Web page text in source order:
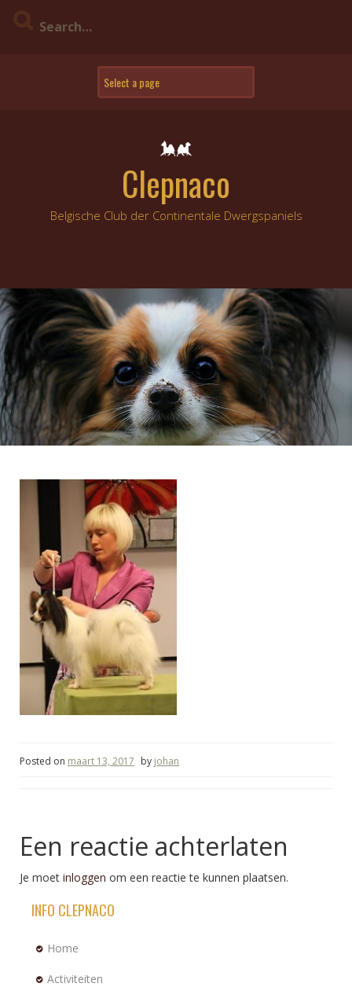
Clepnaco
Belgische Club der Continentale Dwergspaniels
Posted on maart 13, 2017 by johan
Een reactie achterlaten
Je moet inloggen om een reactie te kunnen plaatsen.
INFO CLEPNACO
Home
Activiteiten